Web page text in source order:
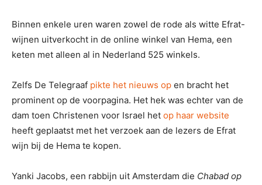
Binnen enkele uren waren zowel de rode als witte Efrat-
wijnen uitverkocht in de online winkel van Hema, een
keten met alleen al in Nederland 525 winkels.
Zelfs De Telegraaf pikte het nieuws op en bracht het
prominent op de voorpagina. Het hek was echter van de
dam toen Christenen voor Israel het op haar website
heeft geplaatst met het verzoek aan de lezers de Efrat
wijn bij de Hema te kopen.
Yanki Jacobs, een rabbijn uit Amsterdam die Chabad op